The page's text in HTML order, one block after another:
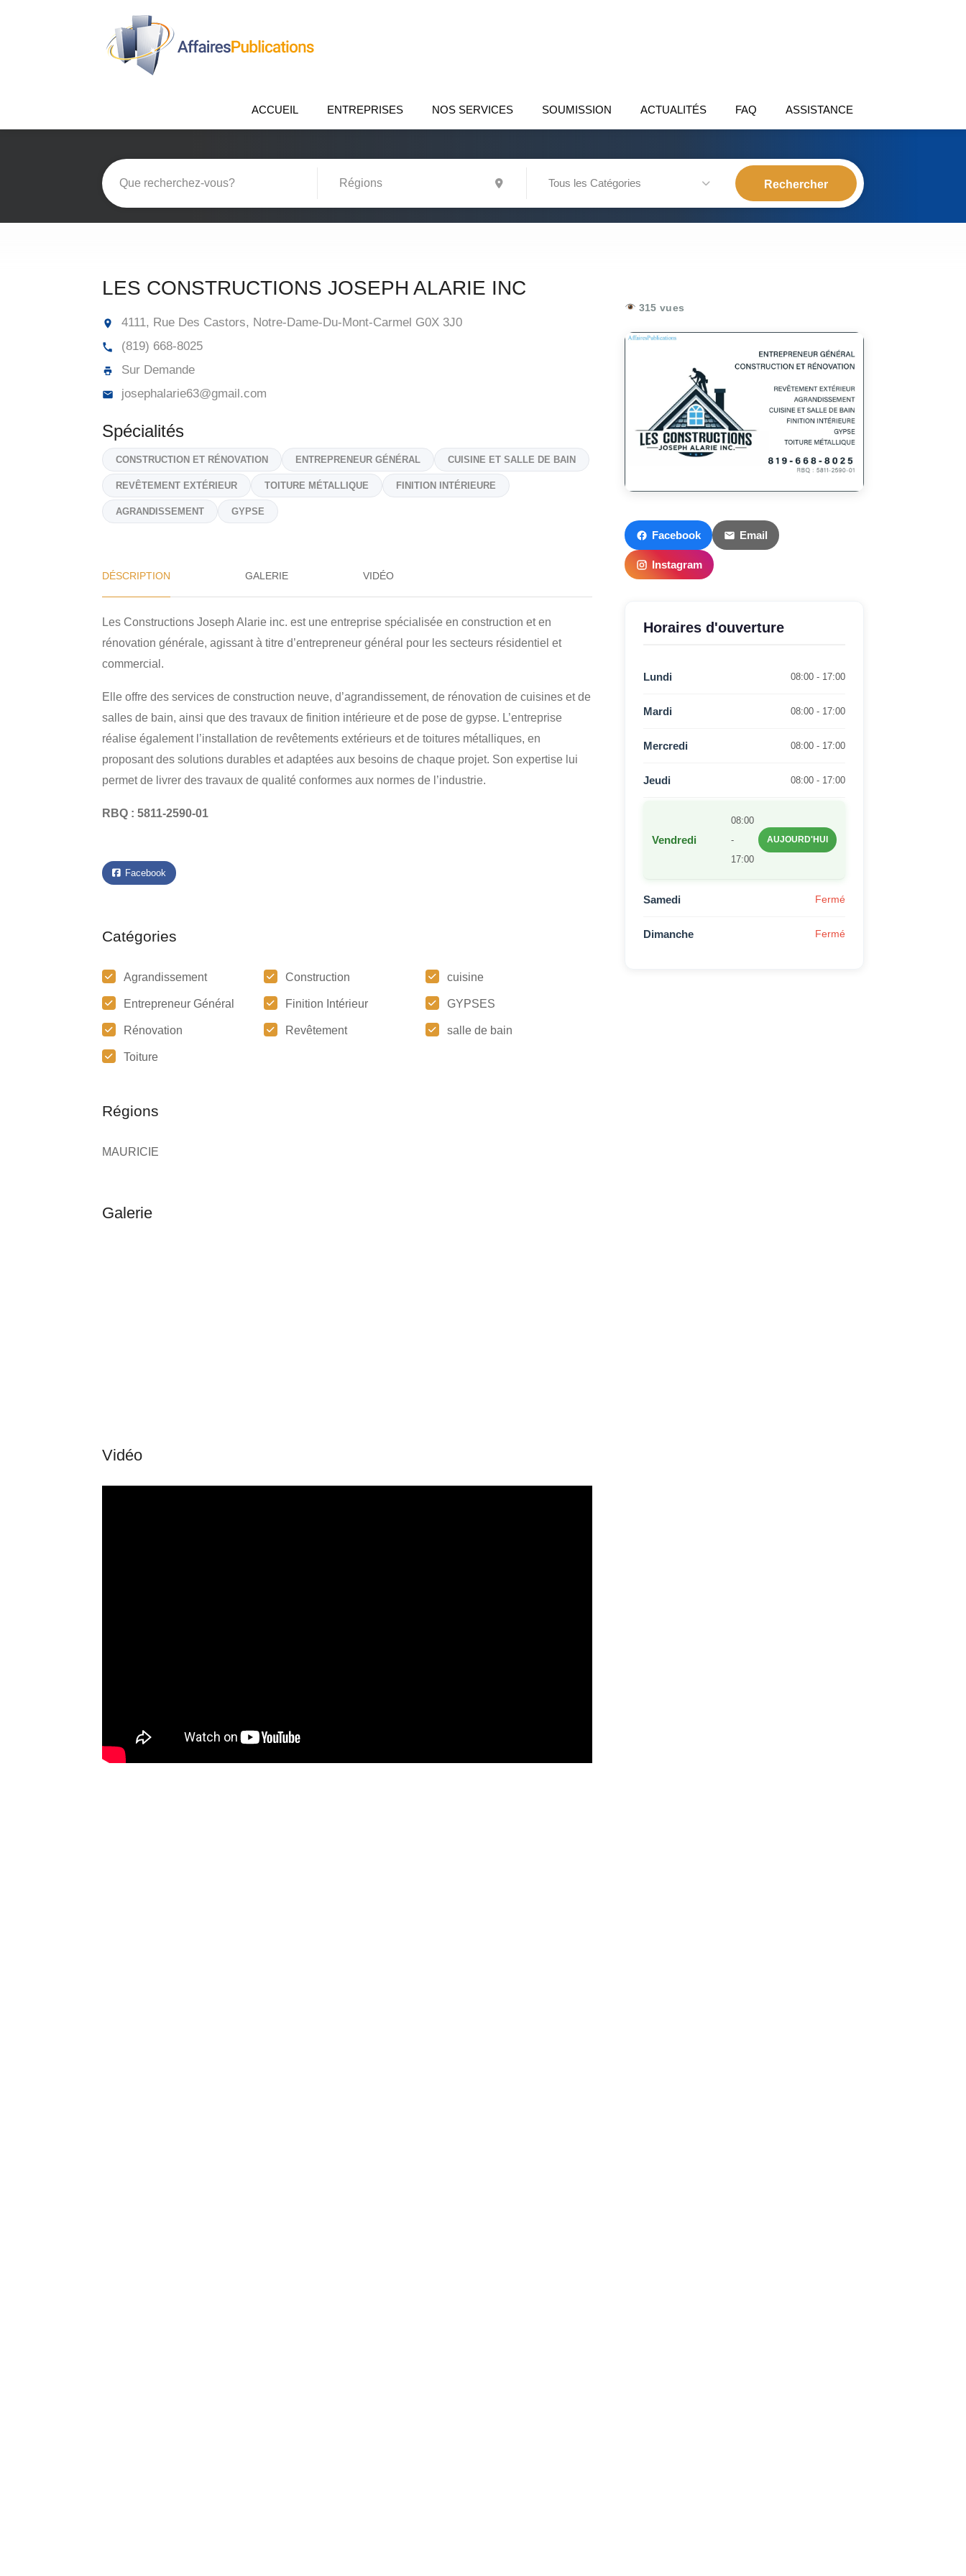
ACCUEIL ENTREPRISES NOS SERVICES SOUMISSION ACTUALITÉS FAQ ASSISTANCE
Tous les Catégories
LES CONSTRUCTIONS JOSEPH ALARIE INC
4111, Rue Des Castors, Notre-Dame-Du-Mont-Carmel G0X 3J0
(819) 668-8025
Sur Demande
josephalarie63@gmail.com
Spécialités
CONSTRUCTION ET RÉNOVATION ENTREPRENEUR GÉNÉRAL CUISINE ET SALLE DE BAIN
REVÊTEMENT EXTÉRIEUR TOITURE MÉTALLIQUE FINITION INTÉRIEURE
AGRANDISSEMENT GYPSE
DÉSCRIPTION GALERIE VIDÉO
Les Constructions Joseph Alarie inc. est une entreprise spécialisée en construction et en
rénovation générale, agissant à titre d’entrepreneur général pour les secteurs résidentiel et
commercial.
Elle offre des services de construction neuve, d’agrandissement, de rénovation de cuisines et de
salles de bain, ainsi que des travaux de finition intérieure et de pose de gypse. L’entreprise
réalise également l’installation de revêtements extérieurs et de toitures métalliques, en
proposant des solutions durables et adaptées aux besoins de chaque projet. Son expertise lui
permet de livrer des travaux de qualité conformes aux normes de l’industrie.
RBQ : 5811-2590-01
Facebook
Catégories
Agrandissement Construction cuisine
Entrepreneur Général Finition Intérieur GYPSES
Rénovation Revêtement salle de bain
Toiture
Régions
MAURICIE
315 vues
Facebook Email
Instagram
Horaires d'ouverture
Lundi 08:00 - 17:00
Mardi 08:00 - 17:00
Mercredi 08:00 - 17:00
Jeudi 08:00 - 17:00
Vendredi
08:00
-
17:00
AUJOURD'HUI
Samedi Fermé
Dimanche Fermé